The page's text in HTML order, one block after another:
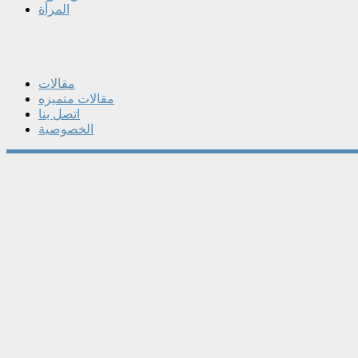
المرأة
مقالات
مقالات متميزه
اتصل بنا
الخصوصية